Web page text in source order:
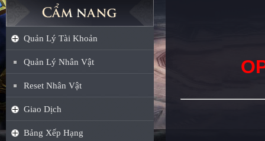
Quản Lý Tài Khoản
Quản Lý Nhân Vật
Reset Nhân Vật
Giao Dịch
Bảng Xếp Hạng